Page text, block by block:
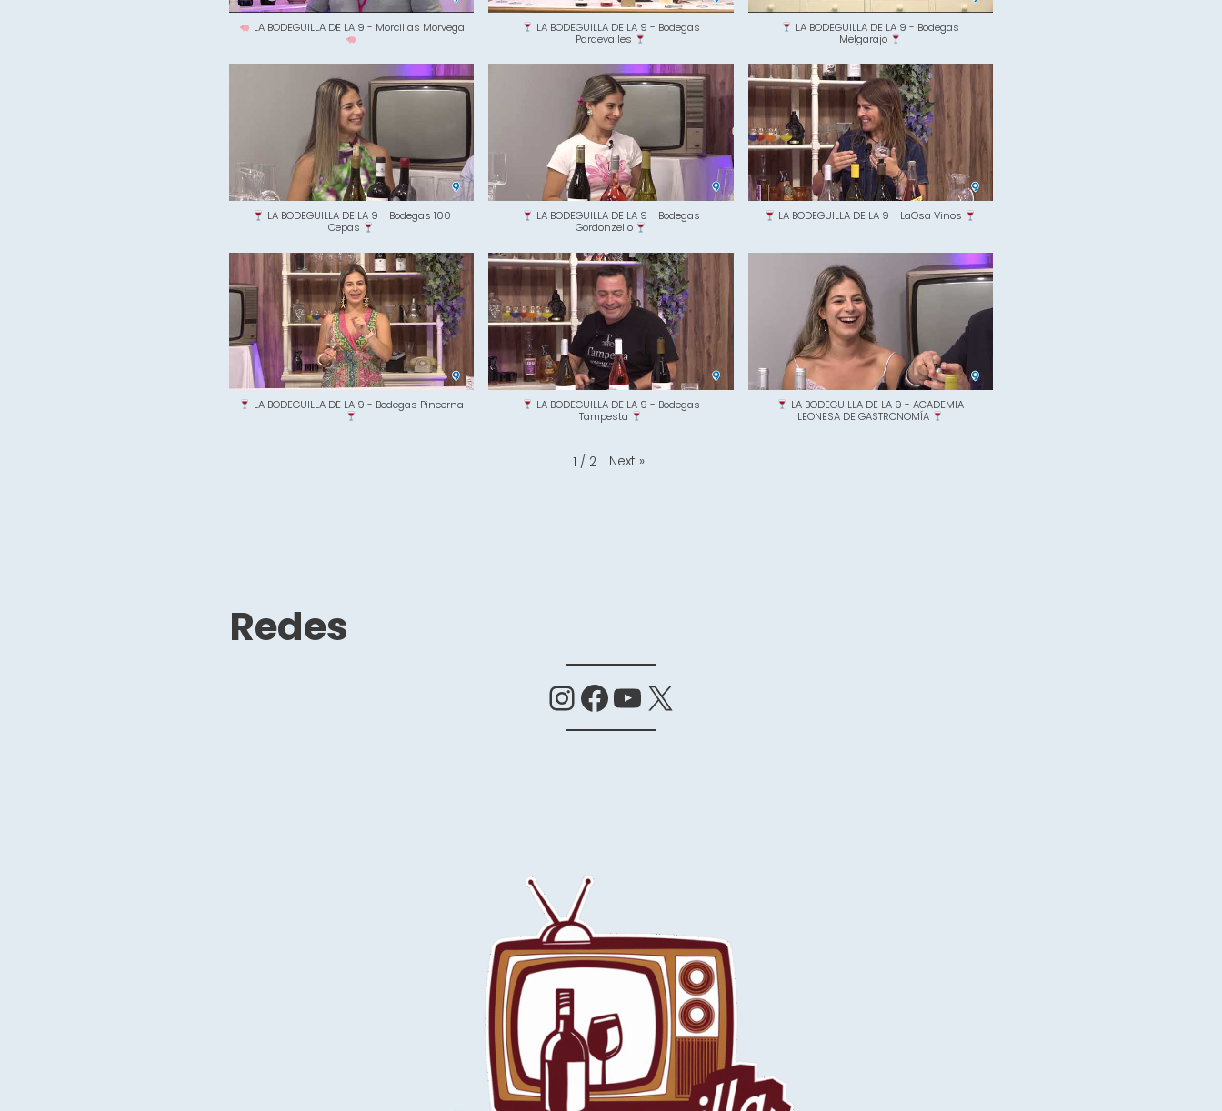
LA BODEGUILLA DE LA 9 - Morcillas Morvega
LA BODEGUILLA DE LA 9 - Bodegas
Pardevalles
LA BODEGUILLA DE LA 9 - Bodegas
Melgarajo
LA BODEGUILLA DE LA 9 - Bodegas 100
Cepas
LA BODEGUILLA DE LA 9 - Bodegas
Gordonzello
LA BODEGUILLA DE LA 9 - LaOsa Vinos
LA BODEGUILLA DE LA 9 - Bodegas Pincerna
LA BODEGUILLA DE LA 9 - Bodegas
Tampesta
LA BODEGUILLA DE LA 9 - ACADEMIA
LEONESA DE GASTRONOMÍA
1 / 2 Next »
Redes
Instagram
Facebook
YouTube
X